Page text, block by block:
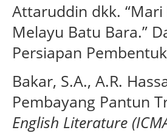
Attaruddin dkk.
Melayu Batu Bara.”
Persiapan
Bakar, S.A., A.R.
Pembayang Pantun
English Literature